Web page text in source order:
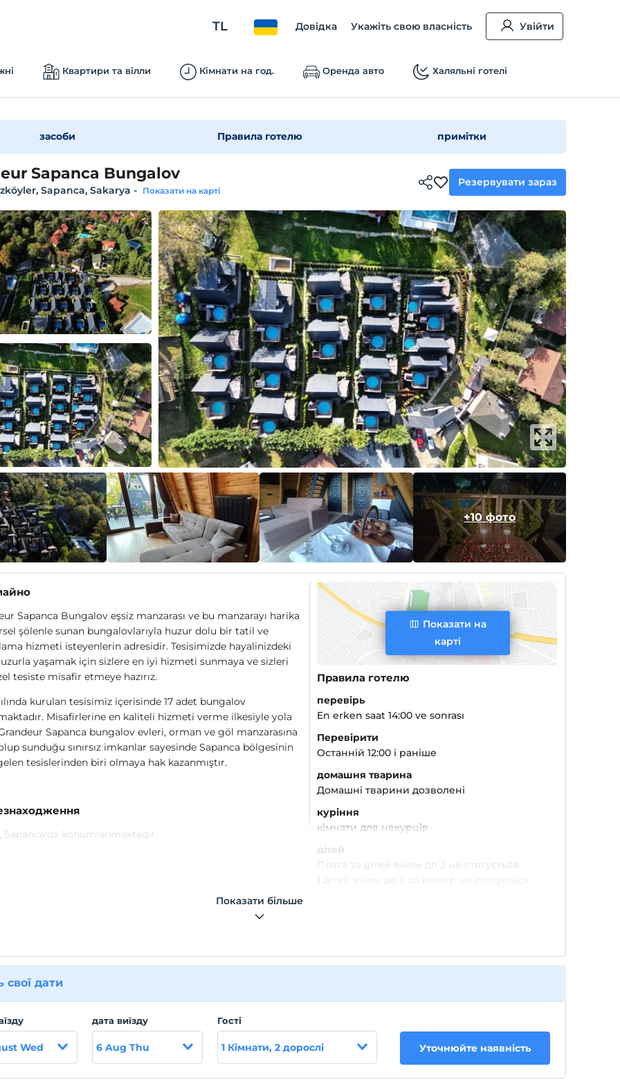
TL Довідка Укажіть свою власність Увійти
Квартири та вілли Кімнати на год. Оренда авто Халяльні готелі
засоби Правила готелю примітки
Sapanca Bungalov
Sapanca, Sakarya - Показати на карті
Резервувати зараз
+10 фото
Sapanca Bungalov eşsiz manzarası ve bu manzarayı harika
şölenle sunan bungalovlarıyla huzur dolu bir tatil ve
hizmeti isteyenlerin adresidir. Tesisimizde hayalinizdeki
yaşamak için sizlere en iyi hizmeti sunmaya ve sizleri
tesiste misafir etmeye hazırız.
kurulan tesisimiz içerisinde 17 adet bungalov
Misafirlerine en kaliteli hizmeti verme ilkesiyle yola
Sapanca bungalov evleri, orman ve göl manzarasına
sunduğu sınırsız imkanlar sayesinde Sapanca bölgesinin
tesislerinden biri olmaya hak kazanmıştır.
Sapanca'da konumlanmaktadır.
Показати на
карті
Правила готелю
перевірь
En erken saat 14:00 ve sonrası
Перевірити
Останній 12:00 і раніше
домашня тварина
Домашні тварини дозволені
куріння
кімнати для некурців
дітей
Показати більше
свої дати
Wed
дата виїзду
6 Aug Thu
Гості
1 Кімнати, 2 дорослі Уточнюйте наявність